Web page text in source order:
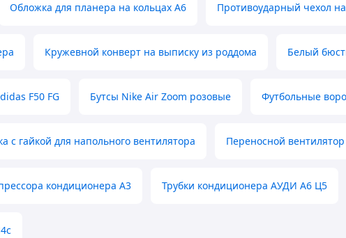
Обложка для планера на кольцах А6 Противоударный чехол
Кружевной конверт на выписку из роддома Белый
F50 FG Бутсы Nike Air Zoom розовые Футбольные
с гайкой для напольного вентилятора Переносной
кондиционера А3 Трубки кондиционера АУДИ А6 Ц5